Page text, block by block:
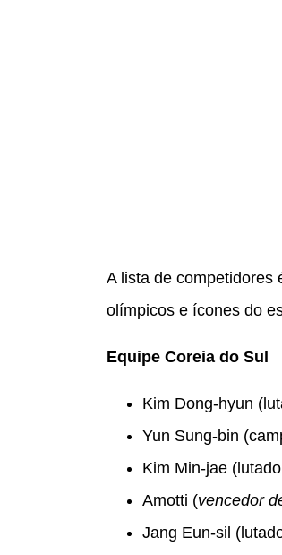
A lista de competidores
olímpicos e ícones do
Equipe Coreia do Sul
Kim Dong-hyun
Yun Sung-bin
Kim Min-jae
Amotti (vencedor
Jang Eun-sil